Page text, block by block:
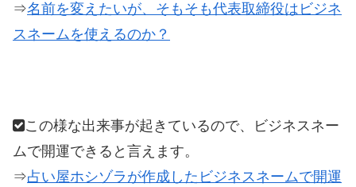
⇒名前を変えたいが、そもそも代表取締役はビジネ
スネームを使えるのか？
この様な出来事が起きているので、ビジネスネー
ムで開運できると言えます。
⇒占い屋ホシゾラが作成したビジネスネームで開運